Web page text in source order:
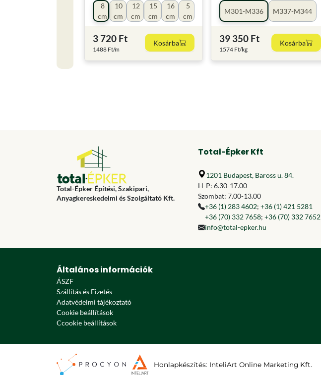
10
cm
12
cm
15
cm
16
cm
5
cm
8
cm
3 720 Ft
1488 Ft/m
Kosárba
M301-M336
M337-M344
39 350 Ft
1574 Ft/kg
Kosárba
Total-Épker Építési, Szakipari,
Anyagkereskedelmi és Szolgáltató Kft.
Total-Épker Kft
1201 Budapest, Baross u. 84.
H-P: 6.30-17.00
Szombat: 7.00-13.00
+36 (1) 283 4602; +36 (1) 421 5281
+36 (70) 332 7658; +36 (70) 332 7652
info@total-epker.hu
Általános információk
ÁSZF
Szállítás és Fizetés
Adatvédelmi tájékoztató
Cookie beállítások
Ccookie beállítások
Honlapkészítés: InteliArt Online Marketing Kft.